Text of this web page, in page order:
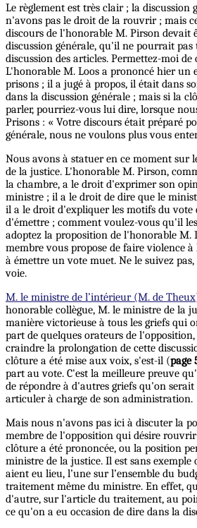
Le règlement est très clair ; la discussion
n'avons pas le droit de la rouvrir ; mais
discours de l'honorable M. Pirson devait
discussion générale, qu'il ne pourrait
discussion des articles. Permettez-moi
L'honorable M. Loos a prononcé hier un
prisons ; il a jugé à propos, il était dans
dans la discussion générale ; mais si la
parler, pourriez-vous lui dire, lorsque
Prisons : « Votre discours était préparé
générale, nous ne voulons plus vous
Nous avons à statuer en ce moment sur
de la justice. L'honorable M. Pirson,
la chambre, a le droit d'exprimer son
ministre ; il a le droit de dire que le
il a le droit d'expliquer les motifs du vote
d'émettre ; comment voulez-vous qu'il
adoptez la proposition de l'honorable M.
membre vous propose de faire violence
à émettre un vote muet. Ne le suivez pas,
voie.
M. le ministre de l’intérieur (M. de
honorable collègue, M. le ministre de la
manière victorieuse à tous les griefs qui
part de quelques orateurs de
craindre la prolongation de cette
clôture a été mise aux voix, s'est-il (page
part au vote. C'est la meilleure preuve
de répondre à d'autres griefs qu'on
articuler à charge de son administration.
Mais nous n'avons pas ici à discuter la
membre de l'opposition qui désire
clôture a été prononcée, ou la position
ministre de la justice. Il est sans exemple
aient eu lieu, l’une sur l’ensemble du
traitement même du ministre. En effet,
d'autre, sur l'article du traitement, au
ce qu'on a eu occasion de dire dans la